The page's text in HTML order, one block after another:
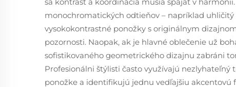
sa kontrast a koordinácia musia spájať v
monochromatických odtieňov – napríklad
vysokokontrastné ponožky s originálnym
pozornosti. Naopak, ak je hlavné oblečenie už
sofistikovaného geometrického dizajnu zabráni
Profesionálni štýlisti často využívajú
ponožke a identifikujú jednu vedľajšiu